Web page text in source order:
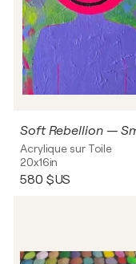
Acrylique sur Toile
20x16in
580 $US